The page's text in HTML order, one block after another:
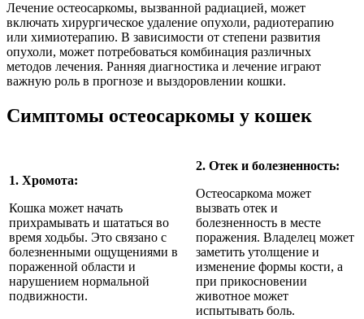
Лечение остеосаркомы, вызванной радиацией, может
включать хирургическое удаление опухоли, радиотерапию
или химиотерапию. В зависимости от степени развития
опухоли, может потребоваться комбинация различных
методов лечения. Ранняя диагностика и лечение играют
важную роль в прогнозе и выздоровлении кошки.
Симптомы остеосаркомы у кошек
1. Хромота:
Кошка может начать
прихрамывать и шататься во
время ходьбы. Это связано с
болезненными ощущениями в
пораженной области и
нарушением нормальной
подвижности.
2. Отек и болезненность:
Остеосаркома может
вызвать отек и
болезненность в месте
поражения. Владелец может
заметить утолщение и
изменение формы кости, а
при прикосновении
животное может
испытывать боль.